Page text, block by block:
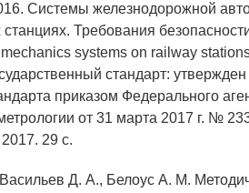
Системы железнодорожной
Требования
systems on railway
стандарт:
приказом Федерального
от 31 марта 2017 г. №
29 с.
Д. А., Белоус А. М.